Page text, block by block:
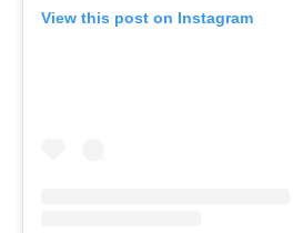
View this post on Instagram